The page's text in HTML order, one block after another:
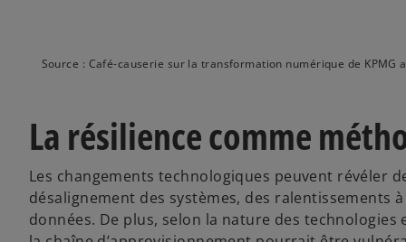
Source : Café-causerie sur la transformation numérique de
La résilience comme
Les changements technologiques peuvent révéler
désalignement des systèmes, des ralentissements
données. De plus, selon la nature des